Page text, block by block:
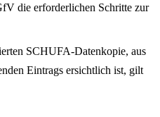
die erforderlichen Schritte zur
SCHUFA-Datenkopie, aus
Eintrags ersichtlich ist, gilt